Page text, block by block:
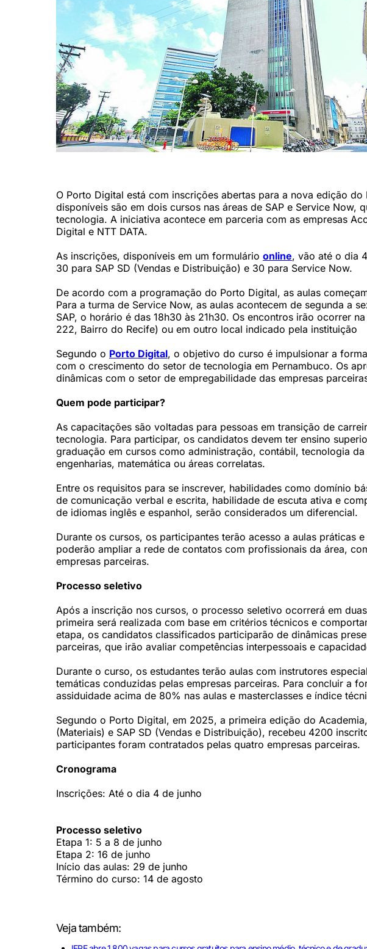
O Porto Digital está com inscrições abertas para a nova edição
disponíveis são em dois cursos nas áreas de SAP e Service Now,
tecnologia. A iniciativa acontece em parceria com as empresas
Digital e NTT DATA.
As inscrições, disponíveis em um formulário online, vão até o dia
30 para SAP SD (Vendas e Distribuição) e 30 para Service Now.
De acordo com a programação do Porto Digital, as aulas
Para a turma de Service Now, as aulas acontecem de segunda a
SAP, o horário é das 18h30 às 21h30. Os encontros irão ocorrer
222, Bairro do Recife) ou em outro local indicado pela instituição
Segundo o Porto Digital, o objetivo do curso é impulsionar a
com o crescimento do setor de tecnologia em Pernambuco. Os
dinâmicas com o setor de empregabilidade das empresas
Quem pode participar?
As capacitações são voltadas para pessoas em transição de
tecnologia. Para participar, os candidatos devem ter ensino
graduação em cursos como administração, contábil, tecnologia
engenharias, matemática ou áreas correlatas.
Entre os requisitos para se inscrever, habilidades como domínio
de comunicação verbal e escrita, habilidade de escuta ativa e
de idiomas inglês e espanhol, serão considerados um diferencial.
Durante os cursos, os participantes terão acesso a aulas práticas
poderão ampliar a rede de contatos com profissionais da área,
empresas parceiras.
Processo seletivo
Após a inscrição nos cursos, o processo seletivo ocorrerá em
primeira será realizada com base em critérios técnicos e
etapa, os candidatos classificados participarão de dinâmicas
parceiras, que irão avaliar competências interpessoais e
Durante o curso, os estudantes terão aulas com instrutores
temáticas conduzidas pelas empresas parceiras. Para concluir a
assiduidade acima de 80% nas aulas e masterclasses e índice
Segundo o Porto Digital, em 2025, a primeira edição do
(Materiais) e SAP SD (Vendas e Distribuição), recebeu 4200
participantes foram contratados pelas quatro empresas parceiras.
Cronograma
Inscrições: Até o dia 4 de junho
Processo seletivo
Etapa 1: 5 a 8 de junho
Etapa 2: 16 de junho
Início das aulas: 29 de junho
Término do curso: 14 de agosto
Veja também: